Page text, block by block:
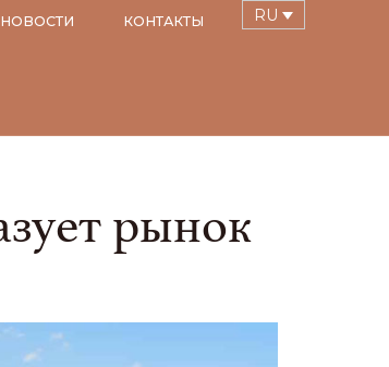
НОВОСТИ КОНТАКТЫ RU
рынок